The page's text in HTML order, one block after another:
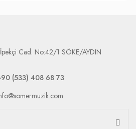
Cad. No:42/1 SÖKE/AYDIN
(533) 408 68 73